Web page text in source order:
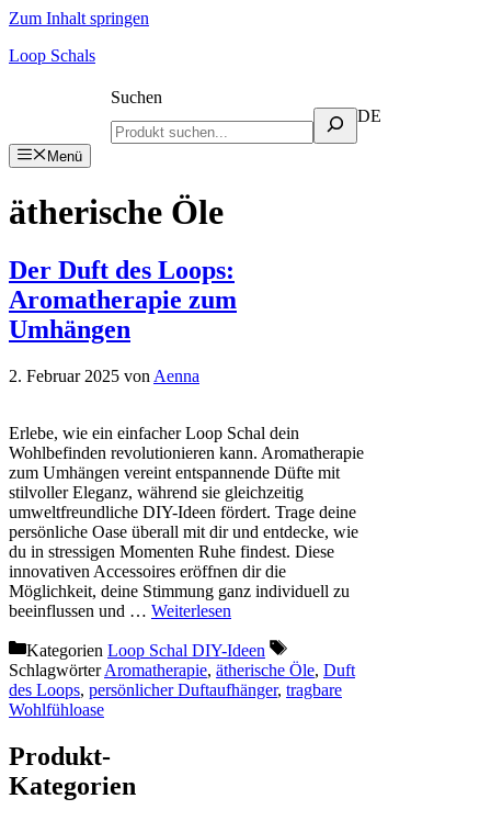
Zum Inhalt springen
Loop Schals
Suchen
DE
Menü
ätherische Öle
Der Duft des Loops:
Aromatherapie zum
Umhängen
2. Februar 2025 von Aenna
Erlebe, wie ein einfacher Loop Schal dein
Wohlbefinden revolutionieren kann. Aromatherapie
zum Umhängen vereint entspannende Düfte mit
stilvoller Eleganz, während sie gleichzeitig
umweltfreundliche DIY-Ideen fördert. Trage deine
persönliche Oase überall mit dir und entdecke, wie
du in stressigen Momenten Ruhe findest. Diese
innovativen Accessoires eröffnen dir die
Möglichkeit, deine Stimmung ganz individuell zu
beeinflussen und … Weiterlesen
Kategorien Loop Schal DIY-Ideen
SchlagwörterAromatherapie, ätherische Öle, Duft
des Loops, persönlicher Duftaufhänger, tragbare
Wohlfühloase
Produkt-
Kategorien